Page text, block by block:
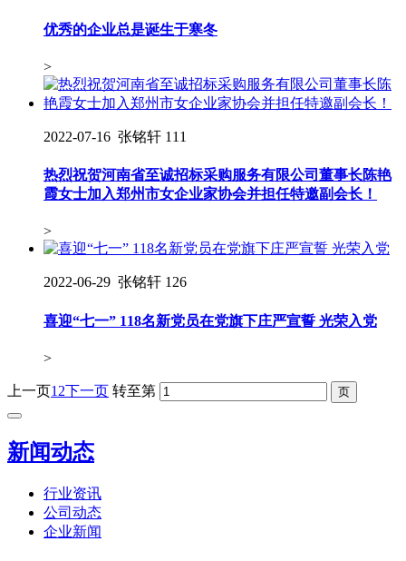
优秀的企业总是诞生于寒冬
>
2022-07-16 张铭轩 111
热烈祝贺河南省至诚招标采购服务有限公司董事长陈艳
霞女士加入郑州市女企业家协会并担任特邀副会长！
>
2022-06-29 张铭轩 126
喜迎“七一” 118名新党员在党旗下庄严宣誓 光荣入党
>
上一页1 2下一页 转至第
新闻动态
行业资讯
公司动态
企业新闻